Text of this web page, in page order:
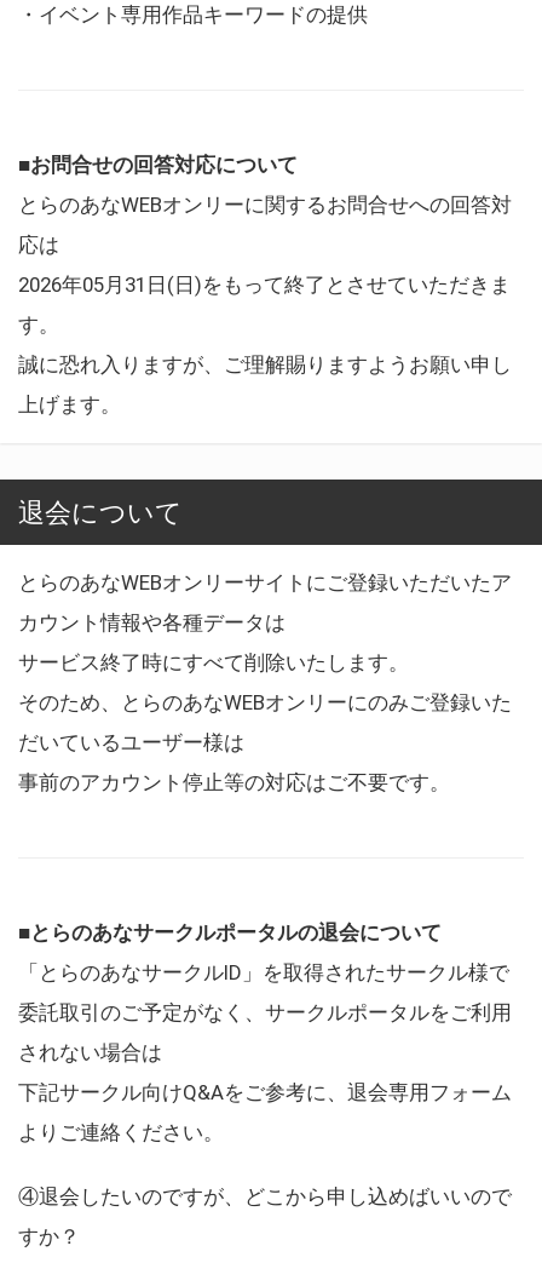
・イベント専用作品キーワードの提供
■お問合せの回答対応について
とらのあなWEBオンリーに関するお問合せへの回答対
応は
2026年05月31日(日)をもって終了とさせていただきま
す。
誠に恐れ入りますが、ご理解賜りますようお願い申し
上げます。
退会について
とらのあなWEBオンリーサイトにご登録いただいたア
カウント情報や各種データは
サービス終了時にすべて削除いたします。
そのため、とらのあなWEBオンリーにのみご登録いた
だいているユーザー様は
事前のアカウント停止等の対応はご不要です。
■とらのあなサークルポータルの退会について
「とらのあなサークルID」を取得されたサークル様で
委託取引のご予定がなく、サークルポータルをご利用
されない場合は
下記サークル向けQ&Aをご参考に、退会専用フォーム
よりご連絡ください。
④退会したいのですが、どこから申し込めばいいので
すか？